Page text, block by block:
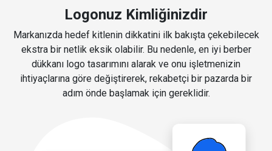
Logonuz Kimliğinizdir
Markanızda hedef kitlenin dikkatini ilk bakışta çekebilecek
ekstra bir netlik eksik olabilir. Bu nedenle, en iyi berber
dükkanı logo tasarımını alarak ve onu işletmenizin
ihtiyaçlarına göre değiştirerek, rekabetçi bir pazarda bir
adım önde başlamak için gereklidir.